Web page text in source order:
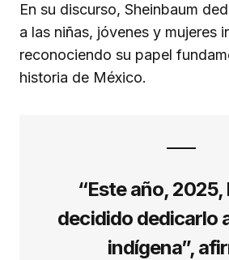
En su discurso, Sheinbaum
a las niñas, jóvenes y mujeres
reconociendo su papel
historia de México.
“Este año, 2025,
decidido dedicarlo
indígena”,